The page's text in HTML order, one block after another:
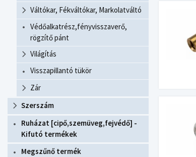
Váltókar, Fékváltókar, Markolatváltó
Védőalkatrész,fényvisszaverő,
rögzítő pánt
Világítás
Visszapillantó tükör
Zár
Szerszám
Ruházat [cipő,szemüveg,fejvédő] -
Kifutó termékek
Megszűnő termék